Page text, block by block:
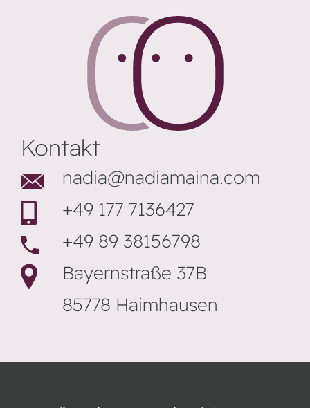
Kontakt
nadia@nadiamaina.com
+49 177 7136427
+49 89 38156798
Bayernstraße 37B
85778 Haimhausen